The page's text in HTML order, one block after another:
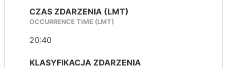
CZAS ZDARZENIA (LMT)
OCCURRENCE TIME (LMT)
20:40
KLASYFIKACJA ZDARZENIA